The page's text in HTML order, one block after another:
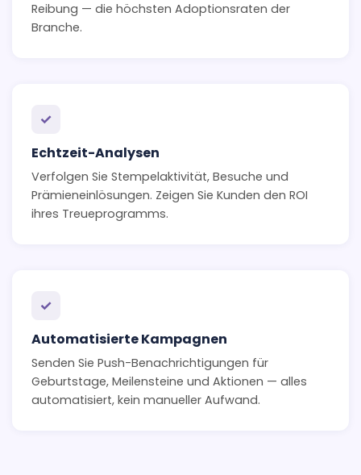
Reibung — die höchsten Adoptionsraten der
Branche.
✓
Echtzeit-Analysen
Verfolgen Sie Stempelaktivität, Besuche und
Prämieneinlösungen. Zeigen Sie Kunden den ROI
ihres Treueprogramms.
✓
Automatisierte Kampagnen
Senden Sie Push-Benachrichtigungen für
Geburtstage, Meilensteine und Aktionen — alles
automatisiert, kein manueller Aufwand.